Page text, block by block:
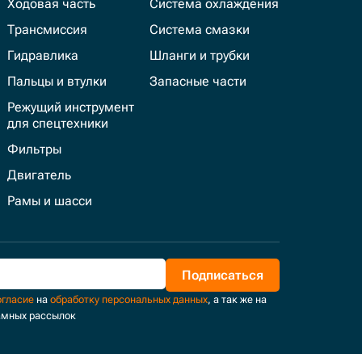
Ходовая часть
Трансмиссия
Гидравлика
Пальцы и втулки
Режущий инструмент
для спецтехники
Фильтры
Двигатель
Рамы и шасси
Система охлаждения
Система смазки
Шланги и трубки
Запасные части
Подписаться
на обработку персональных данных, а так же на
рассылок